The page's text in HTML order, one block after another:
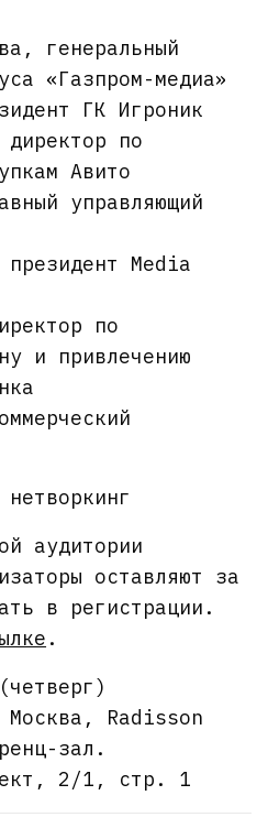
генеральный
«Газпром-медиа»
ГК Игроник
по
Авито
управляющий
Media
по
и привлечению
аудитории
оставляют за
в регистрации.
.
Москва, Radisson
зал.
2/1, стр. 1